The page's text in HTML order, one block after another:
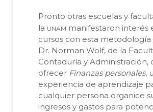
Pronto otras escuelas y
la unam manifestaron interés
cursos con esta metodología
Dr. Norman Wolf, de la
Contaduría y Administración,
ofrecer Finanzas personales,
experiencia de aprendizaje
cualquier persona organice
ingresos y gastos para